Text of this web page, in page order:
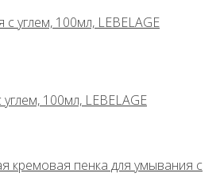
100мл, LEBELAGE